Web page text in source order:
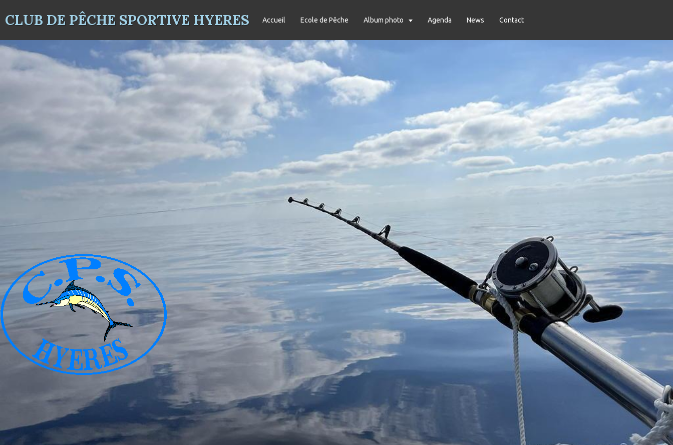
CLUB DE PÊCHE SPORTIVE HYERES Accueil Ecole de Pêche Album photo Agenda News Contact